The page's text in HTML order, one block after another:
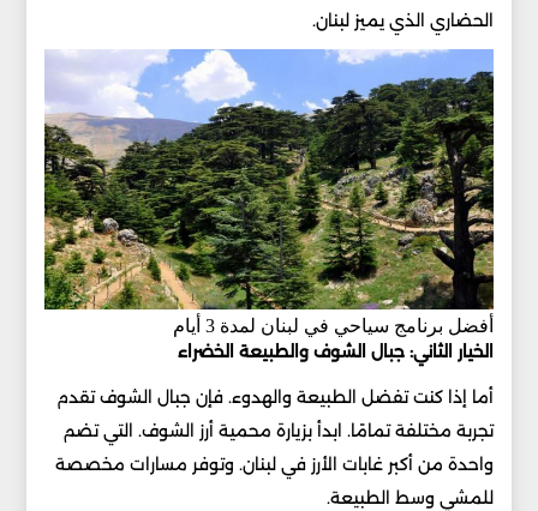
الحضاري الذي يميز لبنان.
أفضل برنامج سياحي في لبنان لمدة 3 أيام
الخيار الثاني: جبال الشوف والطبيعة الخضراء
أما إذا كنت تفضل الطبيعة والهدوء. فإن جبال الشوف تقدم
تجربة مختلفة تمامًا. ابدأ بزيارة محمية أرز الشوف. التي تضم
واحدة من أكبر غابات الأرز في لبنان. وتوفر مسارات مخصصة
للمشي وسط الطبيعة.